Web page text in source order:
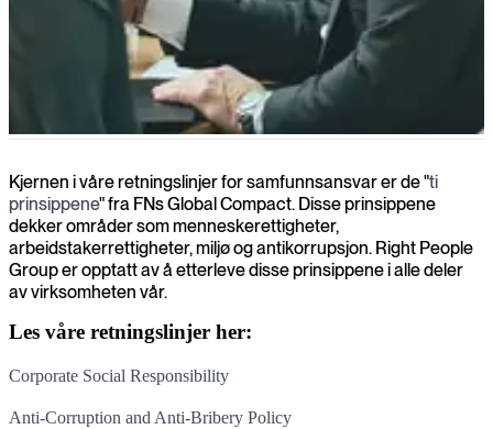
Kjernen i våre retningslinjer for samfunnsansvar er de "ti
prinsippene" fra FNs Global Compact. Disse prinsippene
dekker områder som menneskerettigheter,
arbeidstakerrettigheter, miljø og antikorrupsjon. Right People
Group er opptatt av å etterleve disse prinsippene i alle deler
av virksomheten vår.
Les våre retningslinjer her:
Corporate Social Responsibility
Anti-Corruption and Anti-Bribery Policy